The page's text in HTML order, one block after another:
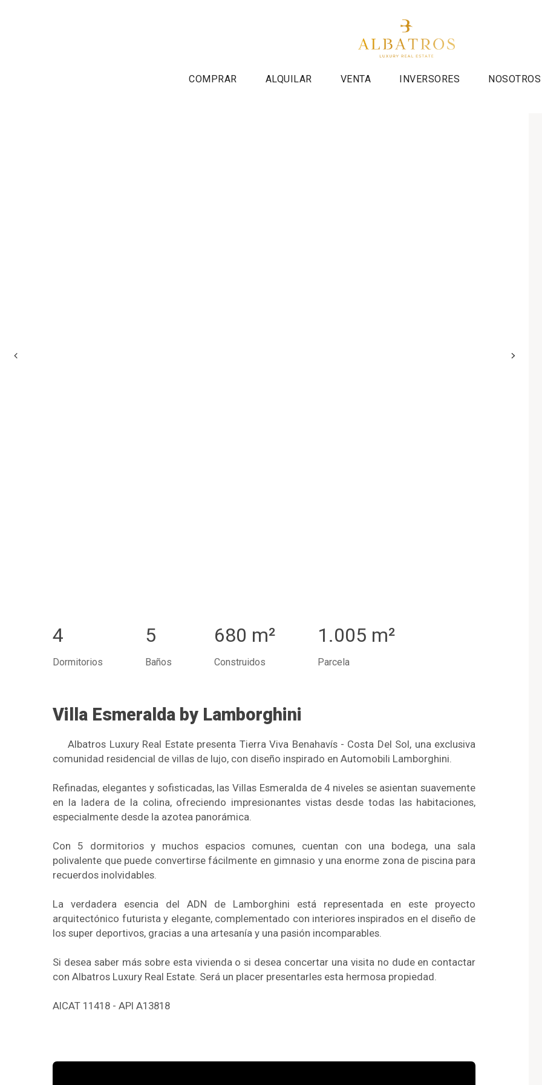
COMPRAR ALQUILAR VENTA INVERSORES NOSOTROS
4
Dormitorios
5
Baños
680 m²
Construidos
1.005 m²
Parcela
Villa Esmeralda by Lamborghini
Albatros Luxury Real Estate presenta Tierra Viva Benahavís - Costa Del Sol, una exclusiva
comunidad residencial de villas de lujo, con diseño inspirado en Automobili Lamborghini.
Refinadas, elegantes y sofisticadas, las Villas Esmeralda de 4 niveles se asientan suavemente
en la ladera de la colina, ofreciendo impresionantes vistas desde todas las habitaciones,
especialmente desde la azotea panorámica.
Con 5 dormitorios y muchos espacios comunes, cuentan con una bodega, una sala
polivalente que puede convertirse fácilmente en gimnasio y una enorme zona de piscina para
recuerdos inolvidables.
La verdadera esencia del ADN de Lamborghini está representada en este proyecto
arquitectónico futurista y elegante, complementado con interiores inspirados en el diseño de
los super deportivos, gracias a una artesanía y una pasión incomparables.
Si desea saber más sobre esta vivienda o si desea concertar una visita no dude en contactar
con Albatros Luxury Real Estate. Será un placer presentarles esta hermosa propiedad.
AICAT 11418 - API A13818